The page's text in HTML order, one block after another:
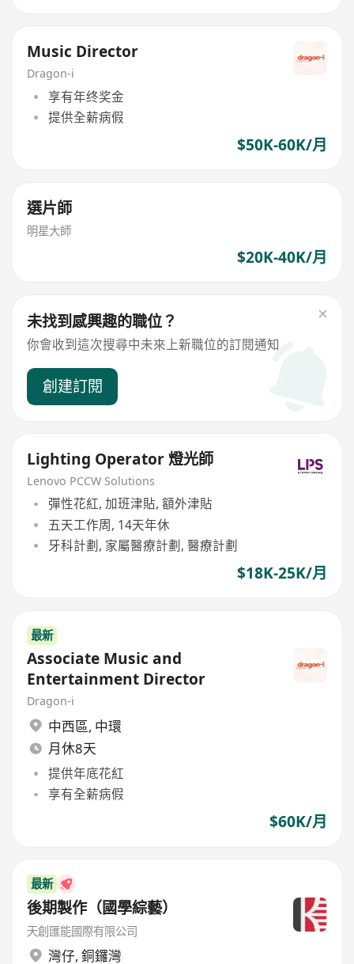
Music Director
Dragon-i
享有年终奖金
提供全薪病假
$50K-60K/月
選片師
明星大師
$20K-40K/月
未找到感興趣的職位？
你會收到這次搜尋中未來上新職位的訂閱通知
創建訂閱
Lighting Operator 燈光師
Lenovo PCCW Solutions
彈性花紅, 加班津貼, 額外津貼
五天工作周, 14天年休
牙科計劃, 家屬醫療計劃, 醫療計劃
$18K-25K/月
最新
Associate Music and
Entertainment Director
Dragon-i
中西區, 中環
月休8天
提供年底花紅
享有全薪病假
$60K/月
最新
後期製作（國學綜藝）
天創匯能國際有限公司
灣仔, 銅鑼灣